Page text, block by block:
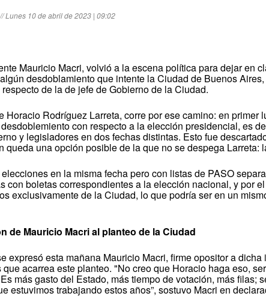
Lunes 10 de abril de 2023 | 09:02
Mauricio Macri, volvió a la escena política para dejar en
desdoblamiento que intente la Ciudad de Buenos
de la de jefe de Gobierno de la Ciudad.
Horacio Rodríguez Larreta, corre por ese camino: en primer
con respecto a la elección presidencial, es
y legisladores en dos fechas distintas. Esto fue
queda una opción posible de la que no se despega Larreta:
en la misma fecha pero con listas de PASO
con boletas correspondientes a la elección nacional, y por
exclusivamente de la Ciudad, lo que podría ser en un
de Mauricio Macri al planteo de la Ciudad
expresó esta mañana Mauricio Macri, firme opositor a dicha
acarrea este planteo. "No creo que Horacio haga eso,
más gasto del Estado, más tiempo de votación, más filas;
estuvimos trabajando estos años”, sostuvo Macri en